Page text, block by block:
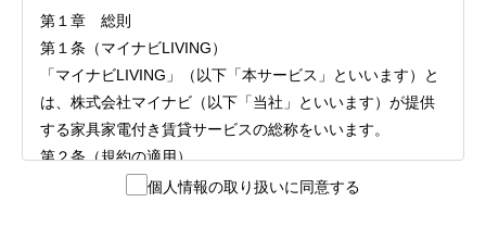
第１章 総則
第１条（マイナビLIVING）
「マイナビLIVING」（以下「本サービス」といいます）と
は、株式会社マイナビ（以下「当社」といいます）が提供
する家具家電付き賃貸サービスの総称をいいます。
第２条（規約の適用）
１.本サービスを利用する者（以下「利用者」といいます）
個人情報の取り扱いに同意する